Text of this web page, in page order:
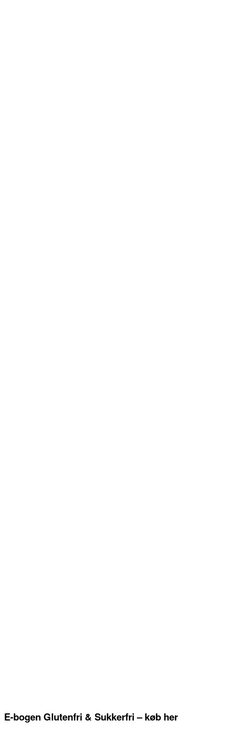
E-bogen Glutenfri & Sukkerfri – køb her